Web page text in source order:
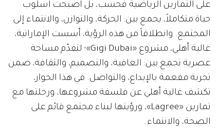
على التمارين الرياضية فحسب، بل أصبحت أسلوب
حياة متكاملاً، يجمع بين: الحركة، والتوازن، والانتماء إلى
المجتمع. وانطلاقاً من هذه الرؤية، أسست الإماراتية،
غالية أهلي، مشروع «Gigi Dubai»؛ لتقدّم مساحة
عصرية تجمع بين: العافية، والتصميم، والثقافة، ضمن
تجربة مفعمة بالإبداع، والتواصل. في هذا الحوار،
تكشف غالية أهلي عن فلسفة مشروعها، ورحلتها مع
تمارين «Lagree»، ورؤيتها لبناء مجتمع قائم على
الصحة، والانتماء.